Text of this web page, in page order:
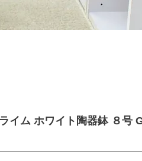
イム ホワイト陶器鉢 ８号